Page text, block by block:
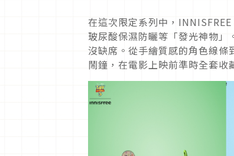
在這次限定系列中，
玻尿酸保濕防曬等「發光神物
沒缺席。從手繪質感的角色線
鬧鐘，在電影上映前準時全套收